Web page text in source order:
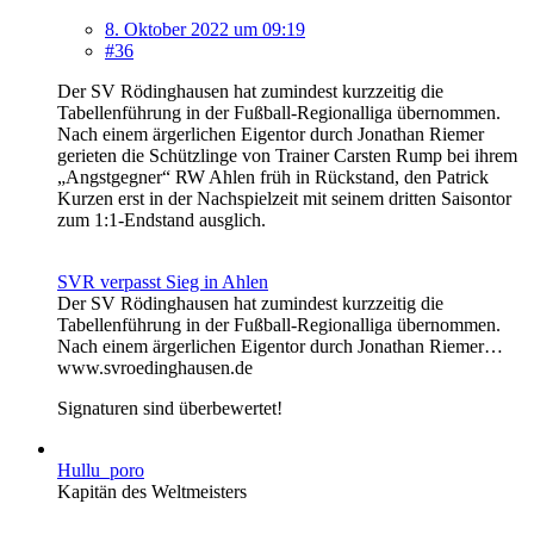
8. Oktober 2022 um 09:19
#36
Der SV Rödinghausen hat zumindest kurzzeitig die
Tabellenführung in der Fußball-Regionalliga übernommen.
Nach einem ärgerlichen Eigentor durch Jonathan Riemer
gerieten die Schützlinge von Trainer Carsten Rump bei ihrem
„Angstgegner“ RW Ahlen früh in Rückstand, den Patrick
Kurzen erst in der Nachspielzeit mit seinem dritten Saisontor
zum 1:1-Endstand ausglich.
SVR verpasst Sieg in Ahlen
Der SV Rödinghausen hat zumindest kurzzeitig die
Tabellenführung in der Fußball-Regionalliga übernommen.
Nach einem ärgerlichen Eigentor durch Jonathan Riemer…
www.svroedinghausen.de
Signaturen sind überbewertet!
Hullu_poro
Kapitän des Weltmeisters